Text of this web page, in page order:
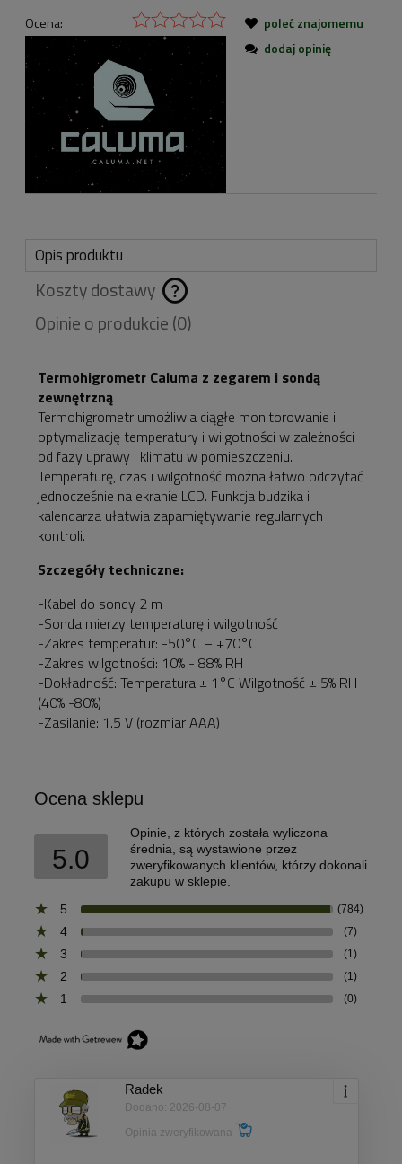
Ocena:
poleć znajomemu
dodaj opinię
Opis produktu
Koszty dostawy
Cena nie zawiera
ewentualnych kosztów
płatności
Opinie o produkcie (0)
Termohigrometr Caluma z zegarem i sondą
zewnętrzną
Termohigrometr umożliwia ciągłe monitorowanie i
optymalizację temperatury i wilgotności w zależności
od fazy uprawy i klimatu w pomieszczeniu.
Temperaturę, czas i wilgotność można łatwo odczytać
jednocześnie na ekranie LCD. Funkcja budzika i
kalendarza ułatwia zapamiętywanie regularnych
kontroli.
Szczegóły techniczne:
-Kabel do sondy 2 m
-Sonda mierzy temperaturę i wilgotność
-Zakres temperatur: -50°C – +70°C
-Zakres wilgotności: 10% - 88% RH
-Dokładność: Temperatura ± 1°C Wilgotność ± 5% RH
(40% -80%)
-Zasilanie: 1.5 V (rozmiar AAA)
Ocena sklepu
5.0
Opinie, z których została wyliczona
średnia, są wystawione przez
zweryfikowanych klientów, którzy dokonali
zakupu w sklepie.
5
(784)
4 (7)
3 (1)
2 (1)
1 (0)
Radek
Dodano: 2026-08-07
Opinia zweryfikowana